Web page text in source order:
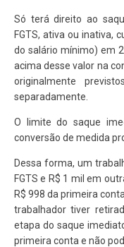
Só terá direito ao
FGTS, ativa ou inativa,
do salário mínimo) em
acima desse valor na
originalmente
separadamente.
O limite do saque
conversão de medida
Dessa forma, um
FGTS e R$ 1 mil em
R$ 998 da primeira
trabalhador tiver
etapa do saque
primeira conta e não